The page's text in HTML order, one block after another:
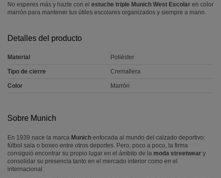
No esperes más y hazte con el estuche triple Munich West Escolar en color
marrón para mantener tus útiles escolares organizados y siempre a mano.
Detalles del producto
Material Poliéster
Tipo de cierre Cremallera
Color Marrón
Sobre Munich
En 1939 nace la marca Munich enfocada al mundo del calzado deportivo:
fútbol sala o boxeo entre otros deportes. Pero, poco a poco, la firma
consiguió encontrar su propio lugar en el ámbito de la moda streetwear y
consolidar su presencia tanto en el mercado interior como en el
internacional.